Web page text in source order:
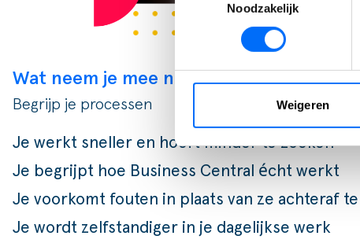
Noodzakelijk
Weigeren
Wat neem je mee naar huis?
Begrijp je processen
Je werkt sneller en hoeft minder te zoeken
Je begrijpt hoe Business Central écht werkt
Je voorkomt fouten in plaats van ze achteraf
Je wordt zelfstandiger in je dagelijkse werk